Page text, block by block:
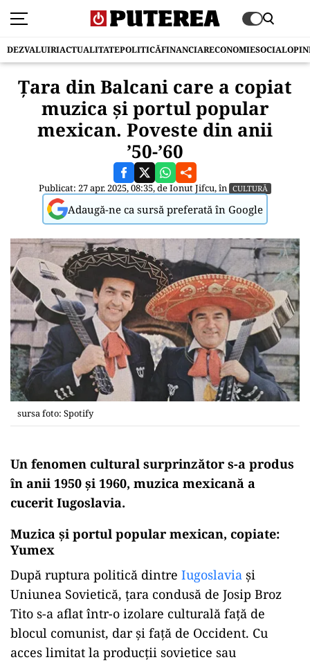
DEZVALUIRIACTUALITATEPOLITICĂFINANCIARECONOMIESOCIAL
Ţara din Balcani care a copiat
muzica și portul popular
mexican. Poveste din anii
’50-’60
Publicat: 27 apr. 2025, 08:35, deIonut Jifcu, în CULTURĂ
Adaugă-ne ca sursă preferată în Google
sursa foto: Spotify
Un fenomen cultural surprinzător s-a produs
în anii 1950 și 1960, muzica mexicană a
cucerit Iugoslavia.
Muzica şi portul popular mexican, copiate:
Yumex
După ruptura politică dintre Iugoslavia și
Uniunea Sovietică, țara condusă de Josip Broz
Tito s-a aflat într-o izolare culturală față de
blocul comunist, dar și față de Occident. Cu
acces limitat la producții sovietice sau